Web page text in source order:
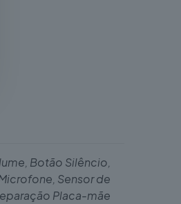
Botão Silêncio,
Sensor de
Placa-mãe